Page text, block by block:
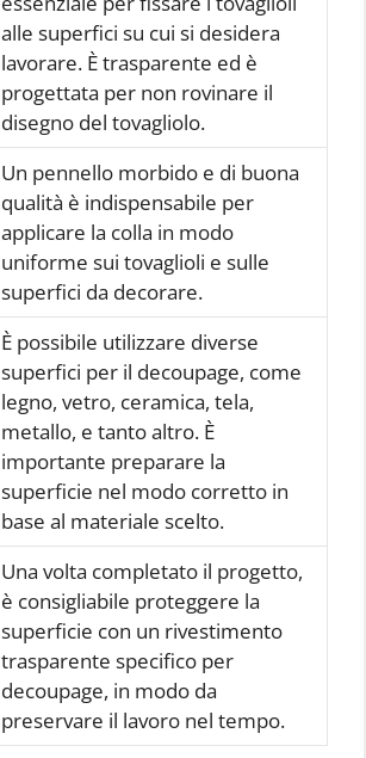
alle superfici su cui si desidera
lavorare. È trasparente ed è
progettata per non rovinare il
disegno del tovagliolo.
Un pennello morbido e di buona
qualità è indispensabile per
applicare la colla in modo
uniforme sui tovaglioli e sulle
superfici da decorare.
È possibile utilizzare diverse
superfici per il decoupage, come
legno, vetro, ceramica, tela,
metallo, e tanto altro. È
importante preparare la
superficie nel modo corretto in
base al materiale scelto.
Una volta completato il progetto,
è consigliabile proteggere la
superficie con un rivestimento
trasparente specifico per
decoupage, in modo da
preservare il lavoro nel tempo.